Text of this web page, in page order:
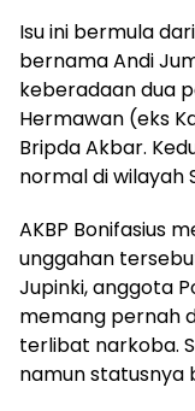
Isu ini bermula
bernama Andi
keberadaan dua
Hermawan (eks
Bripda Akbar.
normal di wilayah
AKBP Bonifasius
unggahan
Jupinki, anggota
memang pernah
terlibat narkoba.
namun statusnya